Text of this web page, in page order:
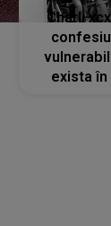
Charli
exista